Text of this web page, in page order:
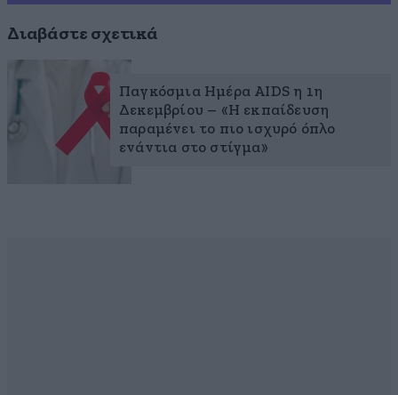
Διαβάστε σχετικά
Παγκόσμια Ημέρα AIDS η 1η
Δεκεμβρίου – «Η εκπαίδευση
παραμένει το πιο ισχυρό όπλο
ενάντια στο στίγμα»